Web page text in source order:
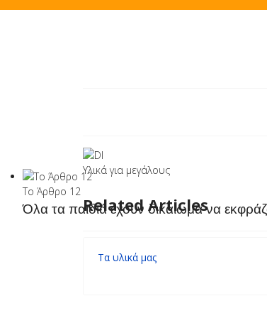
Το Άρθρο 12
Όλα τα παιδιά έχουν δικαίωμα να
Υλικά για μεγάλους
Related Articles
Τα υλικά μας